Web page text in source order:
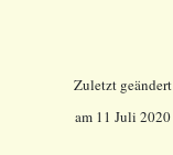
Zuletzt geändert
am 11 Juli 2020